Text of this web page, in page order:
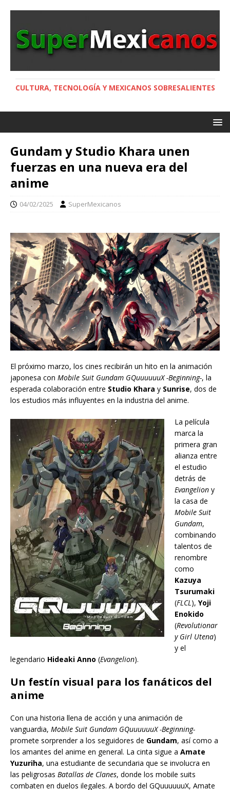
CULTURA, TECNOLOGÍA Y MEXICANOS SOBRESALIENTES
Gundam y Studio Khara unen
fuerzas en una nueva era del
anime
04/02/2025 SuperMexicanos
El próximo marzo, los cines recibirán un hito en la animación
japonesa con Mobile Suit Gundam GQuuuuuuX -Beginning-, la
esperada colaboración entre Studio Khara y Sunrise, dos de
los estudios más influyentes en la industria del anime.
La película
marca la
primera gran
alianza entre
el estudio
detrás de
Evangelion y
la casa de
Mobile Suit
Gundam,
combinando
talentos de
renombre
como
Kazuya
Tsurumaki
(FLCL), Yoji
Enokido
(Revolutionar
y Girl Utena)
y el
legendario Hideaki Anno (Evangelion).
Un festín visual para los fanáticos del
anime
Con una historia llena de acción y una animación de
vanguardia, Mobile Suit Gundam GQuuuuuuX -Beginning-
promete sorprender a los seguidores de Gundam, así como a
los amantes del anime en general. La cinta sigue a Amate
Yuzuriha, una estudiante de secundaria que se involucra en
las peligrosas Batallas de Clanes, donde los mobile suits
combaten en duelos ilegales. A bordo del GQuuuuuuX, Amate